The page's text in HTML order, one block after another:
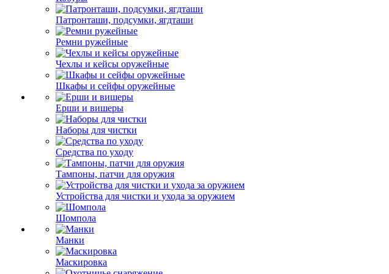
Патронташи, подсумки, ягдташи
Ремни ружейные
Чехлы и кейсы оружейные
Шкафы и сейфы оружейные
Ерши и вишеры
Наборы для чистки
Средства по уходу
Тампоны, патчи для оружия
Устройства для чистки и ухода за оружием
Шомпола
Манки
Маскировка